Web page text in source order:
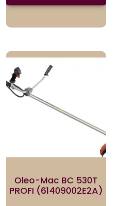
Oleo-Mac BC 530T
PROFI (61409002E2A)